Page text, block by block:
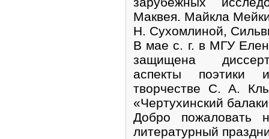
Маквея. Майкла
Н. Сухомлиной,
В мае с. г. в МГУ
защищена
аспекты поэтики
творчестве С. А.
«Чертухинский
Добро пожаловать
литературный